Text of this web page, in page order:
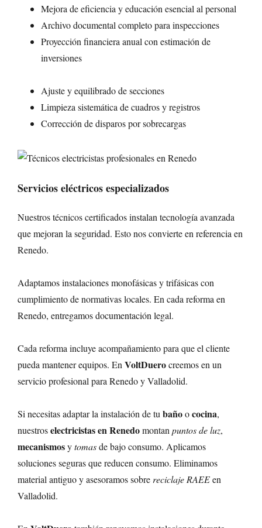
Mejora de eficiencia y educación esencial al personal
Archivo documental completo para inspecciones
Proyección financiera anual con estimación de
inversiones
Ajuste y equilibrado de secciones
Limpieza sistemática de cuadros y registros
Corrección de disparos por sobrecargas
Servicios eléctricos especializados
Nuestros técnicos certificados instalan tecnología avanzada
que mejoran la seguridad. Esto nos convierte en referencia en
Renedo.
Adaptamos instalaciones monofásicas y trifásicas con
cumplimiento de normativas locales. En cada reforma en
Renedo, entregamos documentación legal.
Cada reforma incluye acompañamiento para que el cliente
pueda mantener equipos. En VoltDuerocreemos en un
servicio profesional para Renedo y Valladolid.
Si necesitas adaptar la instalación de tu bañoococina,
nuestroselectricistas en Renedomontan puntos de luz,
mecanismosytomasde bajo consumo. Aplicamos
soluciones seguras que reducen consumo. Eliminamos
material antiguo y asesoramos sobre reciclaje RAEEen
Valladolid.